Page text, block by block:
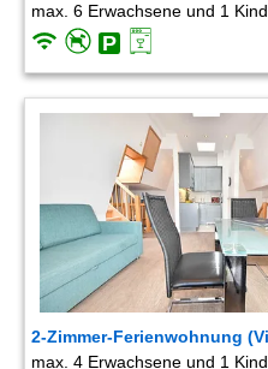
max. 6 Erwachsene und 1
2-Zimmer-Ferienwohnung
max. 4 Erwachsene und 1